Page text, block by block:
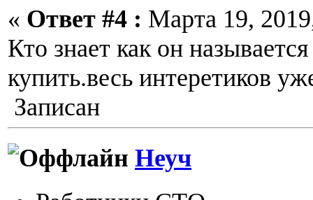
« Ответ #4 : Марта 19,
Кто знает как он
купить.весь интеретиков
Записан
Неуч